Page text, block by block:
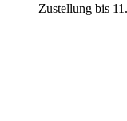
Zustellung bis